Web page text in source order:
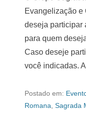
Evangelização e
deseja participar
para quem
Caso deseje
você indicadas.
Postado em:
Romana Sagrada